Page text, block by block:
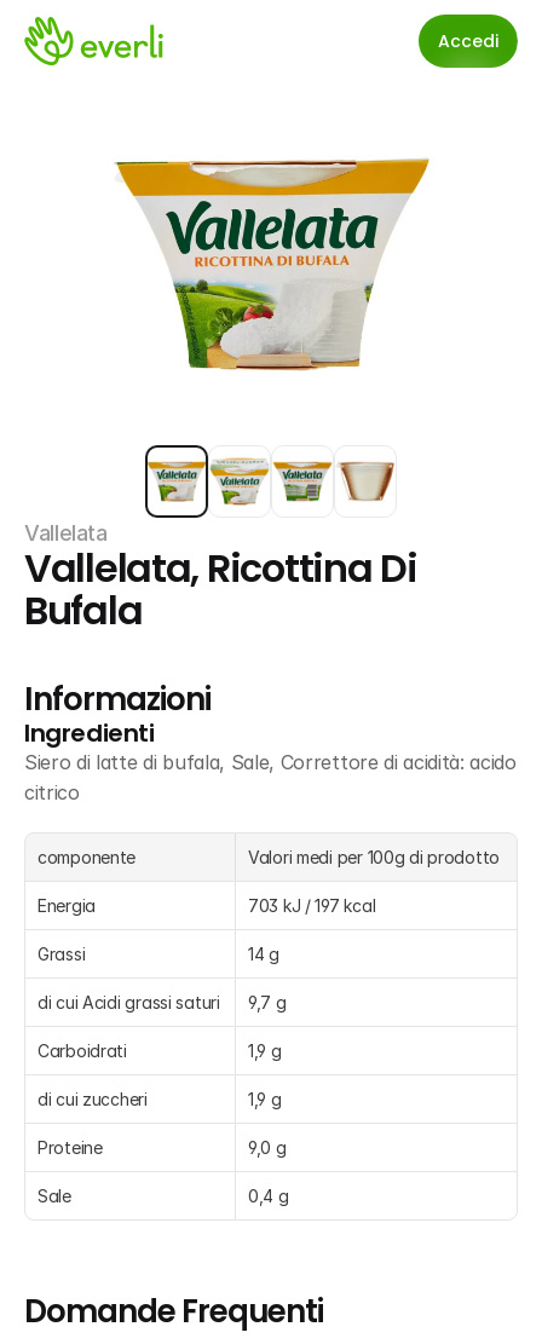
Accedi
Vallelata
Vallelata, Ricottina Di
Bufala
Informazioni
Ingredienti
Siero di latte di bufala, Sale, Correttore di acidità: acido
citrico
componente Valori medi per 100g di prodotto
Energia 703 kJ / 197 kcal
Grassi 14 g
di cui Acidi grassi saturi 9,7 g
Carboidrati 1,9 g
di cui zuccheri 1,9 g
Proteine 9,0 g
Sale 0,4 g
Domande Frequenti